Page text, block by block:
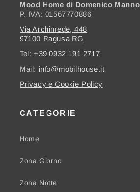
Mood Home di Domenico Manno
P. IVA: 01567770886
Via Archimede, 448
97100 Ragusa RG
Tel: +39 0932 191 2717
Mail: info@mobilhouse.it
Privacy e Cookie Policy
CATEGORIE
Home
Zona Giorno
Zona Notte